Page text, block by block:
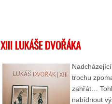
XIII LUKÁŠE DVOŘÁKA
trochu
zahřát…
nabídnout